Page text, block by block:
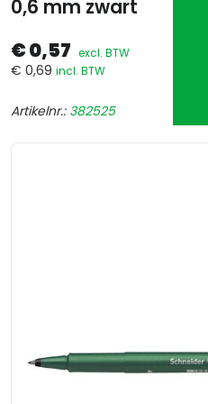
0,6 mm zwart
€ 0,57 excl. BTW
€ 0,69 incl. BTW
Artikelnr.: 382525